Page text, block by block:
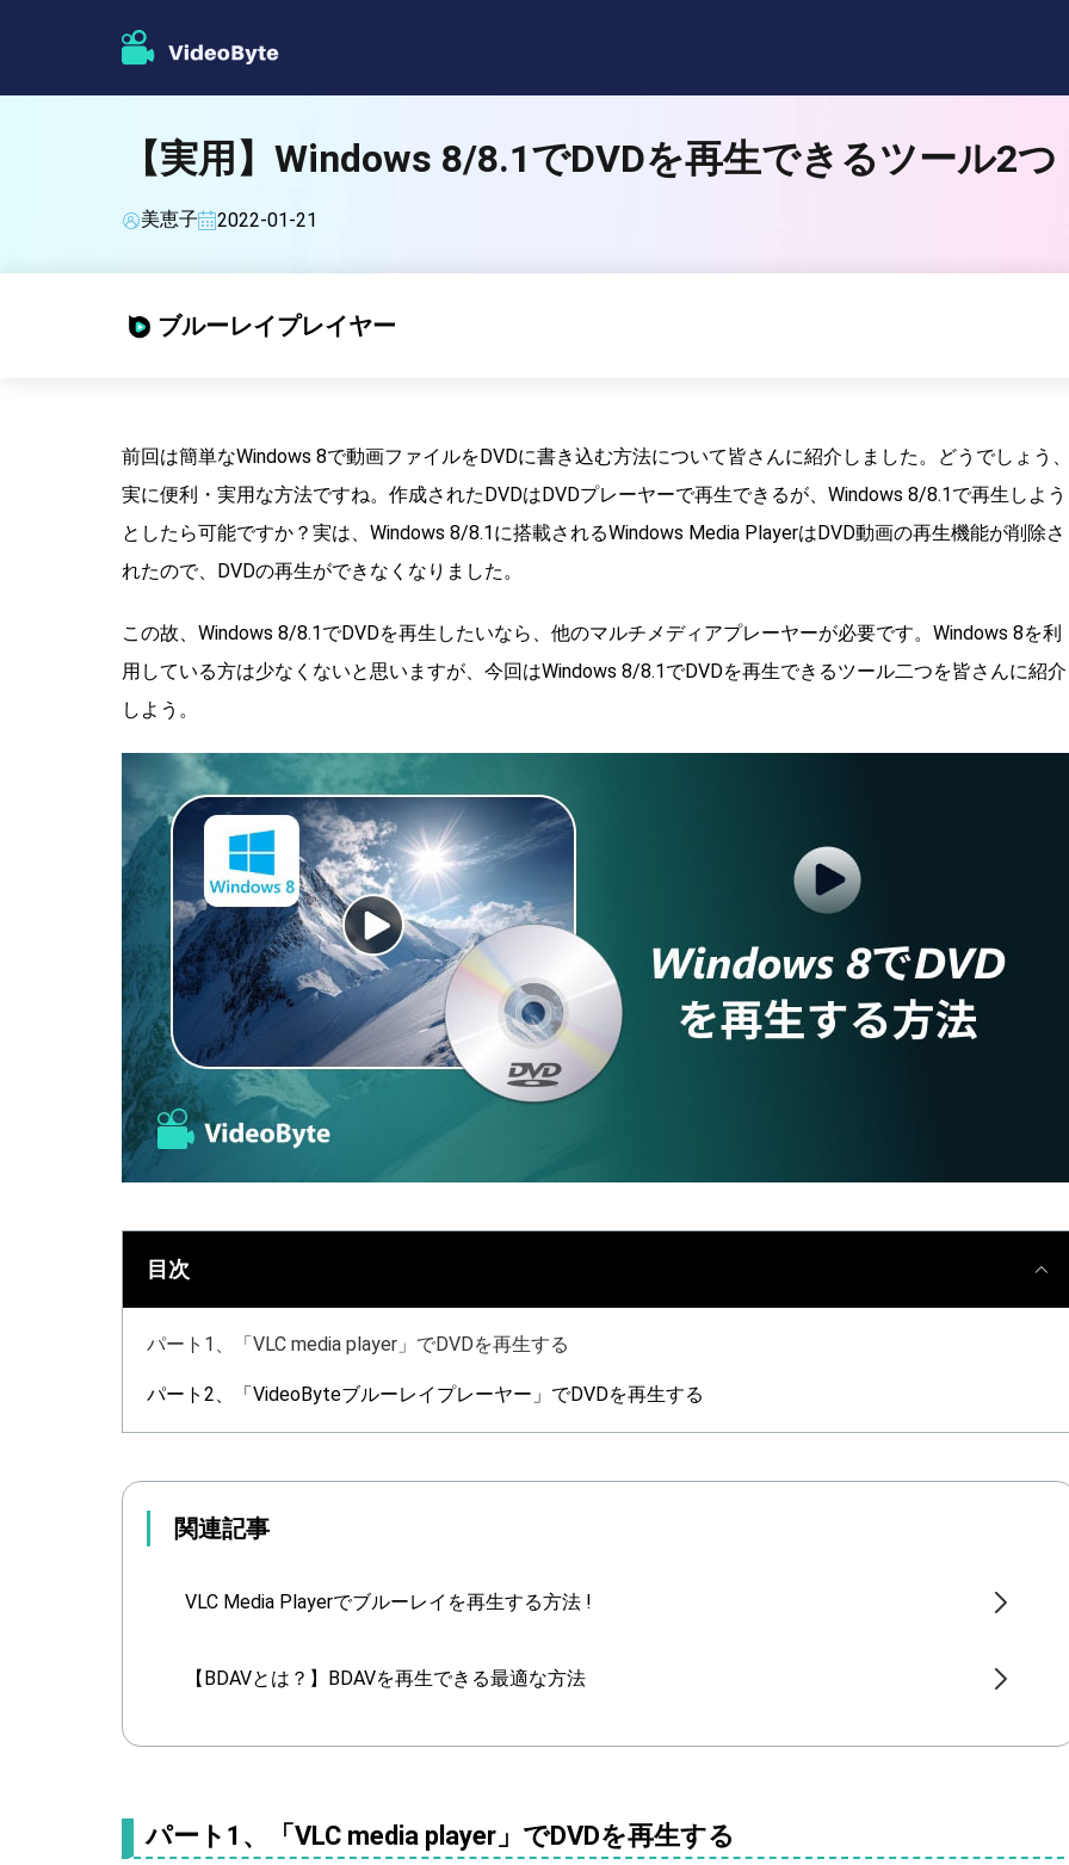
【実用】Windows 8/8.1でDVDを再生できるツール2つ
美恵子 2022-01-21
ブルーレイプレイヤー
前回は簡単なWindows 8で動画ファイルをDVDに書き込む方法について皆さんに紹介しました。どうでしょう
実に便利・実用な方法ですね。作成されたDVDはDVDプレーヤーで再生できるが、Windows 8/8.1で再生しよう
としたら可能ですか？実は、Windows 8/8.1に搭載されるWindows Media PlayerはDVD動画の再生機能が削除さ
れたので、DVDの再生ができなくなりました。
この故、Windows 8/8.1でDVDを再生したいなら、他のマルチメディアプレーヤーが必要です。Windows 8を利
用している方は少なくないと思いますが、今回はWindows 8/8.1でDVDを再生できるツール二つを皆さんに紹介
しよう。
目次
パート1、「VLC media player」でDVDを再生する
パート2、「VideoByteブルーレイプレーヤー」でDVDを再生する
関連記事
VLC Media Playerでブルーレイを再生する方法 !
【BDAVとは？】BDAVを再生できる最適な方法
パート1、「VLC media player」でDVDを再生する